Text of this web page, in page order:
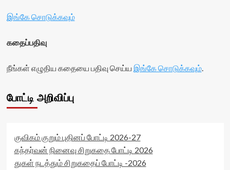
இங்கே சொடுக்கவும்
கதைப்பதிவு
நீங்கள் எழுதிய கதையை பதிவு செய்ய இங்கே சொடுக்கவும்.
போட்டி அறிவிப்பு
குவிகம் குறும் புதினப் போட்டி 2026-27
கந்தர்வன் நினைவு சிறுகதை போட்டி 2026
துகள் நடத்தும் சிறுகதைப் போட்டி -2026